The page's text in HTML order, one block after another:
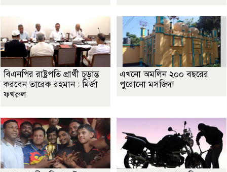
বিএনপির রাষ্ট্রপতি প্রার্থী চূড়ান্ত
করবেন তারেক রহমান : মির্জা
ফখরুল
এখনো অমলিন ২০০ বছরের
পুরোনো মসজিদ!